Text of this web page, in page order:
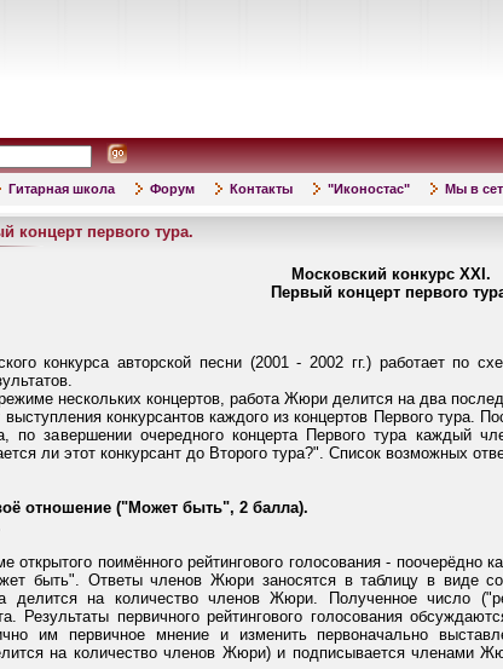
Гитарная школа Форум Контакты "Иконостас" Мы в
концерт первого тура.
Московский конкурс XXI.
Первый концерт первого
конкурса авторской песни (2001 - 2002 гг.) работает по
нескольких концертов, работа Жюри делится на два
конкурсантов каждого из концертов Первого тура.
по завершении очередного концерта Первого тура каждый
ли этот конкурсант до Второго тура?". Список возможных
отношение ("Может быть", 2 балла).
открытого поимённого рейтингового голосования -
быть". Ответы членов Жюри заносятся в таблицу в виде
делится на количество членов Жюри. Полученное число
Результаты первичного рейтингового голосования
им первичное мнение и изменить первоначально
на количество членов Жюри) и подписывается членами